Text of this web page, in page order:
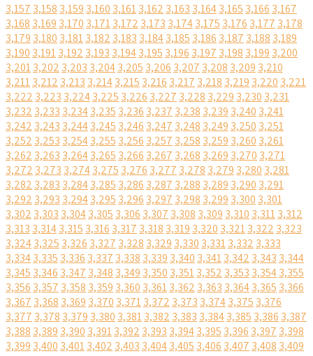
3,157 3,158 3,159 3,160 3,1613,162 3,163 3,1643,165 3,166 3,167
3,168 3,169 3,170 3,1713,172 3,173 3,1743,175 3,176 3,177 3,178
3,179 3,180 3,1813,182 3,183 3,1843,185 3,186 3,187 3,188 3,189
3,190 3,1913,192 3,193 3,1943,195 3,196 3,197 3,198 3,199 3,200
3,2013,202 3,203 3,2043,205 3,206 3,207 3,208 3,209 3,210
3,2113,212 3,213 3,2143,215 3,216 3,217 3,218 3,219 3,220 3,221
3,222 3,223 3,2243,225 3,226 3,227 3,228 3,229 3,230 3,231
3,232 3,233 3,2343,235 3,236 3,237 3,238 3,239 3,240 3,241
3,242 3,243 3,2443,245 3,246 3,247 3,248 3,249 3,250 3,251
3,252 3,253 3,2543,255 3,256 3,257 3,258 3,259 3,260 3,261
3,262 3,263 3,2643,265 3,266 3,267 3,268 3,269 3,270 3,271
3,272 3,273 3,2743,275 3,276 3,277 3,278 3,279 3,280 3,281
3,282 3,283 3,2843,285 3,286 3,287 3,288 3,289 3,290 3,291
3,292 3,293 3,2943,295 3,296 3,297 3,298 3,299 3,300 3,301
3,302 3,303 3,3043,305 3,306 3,307 3,308 3,309 3,310 3,3113,312
3,313 3,3143,315 3,316 3,317 3,318 3,319 3,320 3,3213,322 3,323
3,3243,325 3,326 3,327 3,328 3,329 3,330 3,3313,332 3,333
3,3343,335 3,336 3,337 3,338 3,339 3,340 3,3413,342 3,343 3,344
3,345 3,346 3,347 3,348 3,349 3,350 3,3513,352 3,353 3,3543,355
3,356 3,357 3,358 3,359 3,360 3,3613,362 3,363 3,3643,365 3,366
3,367 3,368 3,369 3,370 3,3713,372 3,373 3,3743,375 3,376
3,377 3,378 3,379 3,380 3,3813,382 3,383 3,3843,385 3,386 3,387
3,388 3,389 3,390 3,3913,392 3,393 3,3943,395 3,396 3,397 3,398
3,399 3,400 3,4013,402 3,403 3,4043,405 3,406 3,407 3,408 3,409